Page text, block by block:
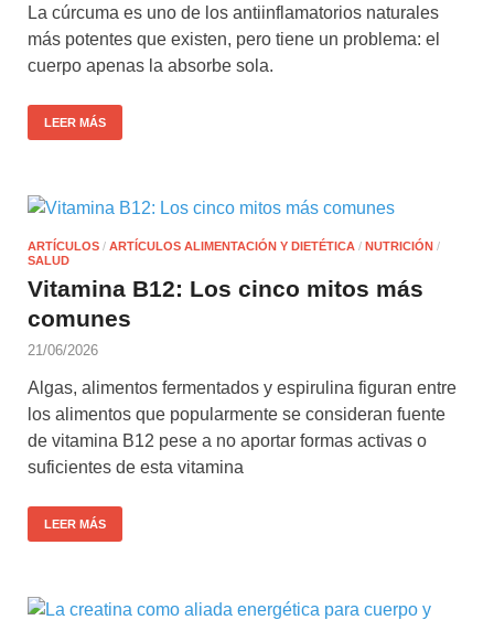
La cúrcuma es uno de los antiinflamatorios naturales
más potentes que existen, pero tiene un problema: el
cuerpo apenas la absorbe sola.
LEER MÁS
ARTÍCULOS / ARTÍCULOS ALIMENTACIÓN Y DIETÉTICA / NUTRICIÓN /
SALUD
Vitamina B12: Los cinco mitos más
comunes
21/06/2026
Algas, alimentos fermentados y espirulina figuran entre
los alimentos que popularmente se consideran fuente
de vitamina B12 pese a no aportar formas activas o
suficientes de esta vitamina
LEER MÁS